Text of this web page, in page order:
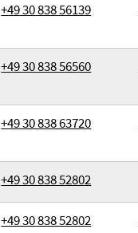
+49 30 838 56139
+49 30 838 56560
+49 30 838 63720
+49 30 838 52802
+49 30 838 52802